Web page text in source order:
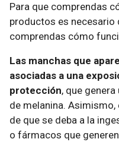
Para que comprendas
productos es necesario
comprendas cómo
Las manchas que
asociadas a una
protección, que
de melanina.
de que se deba a la
o fármacos que